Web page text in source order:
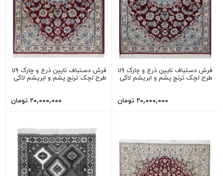
فرش دستباف نایین ذرع و چارک ۹لا
طرح لچک ترنج پشم و ابریشم لاکی
۲۰,۰۰۰,۰۰۰ تومان
فرش دستباف نایین ذرع و چارک ۹لا
طرح لچک ترنج پشم و ابریشم لاکی
۲۰,۰۰۰,۰۰۰ تومان